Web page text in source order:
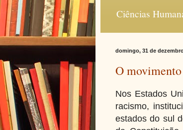
Ciências
domingo, 31 de
O
Nos Estados
racismo,
estados do sul